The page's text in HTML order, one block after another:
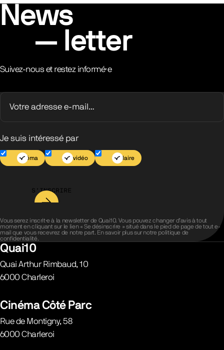
News
letter
Suivez-nous et restez informé·e
Je suis intéressé par
Cinéma Jeu vidéo Scolaire
S’INSCRIRE
Vous serez inscrit·e à la newsletter de Quai10. Vous pouvez changer d’avis à tout
moment en cliquant sur le lien « Se désinscrire » situé dans le pied de page de tout e-
mail que vous recevrez de notre part. En savoir plus sur notre politique de
confidentialité.
Quai10
Quai Arthur Rimbaud, 10
6000 Charleroi
Cinéma Côté Parc
Rue de Montigny, 58
6000 Charleroi